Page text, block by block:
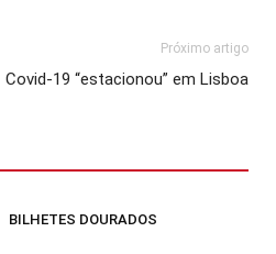
Próximo artigo
Covid-19 “estacionou” em Lisboa
BILHETES DOURADOS